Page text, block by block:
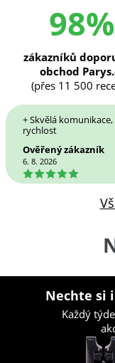
98%
zákazníků
obchod
(přes 11 500
+ Skvělá komunikace,
rychlost
Ověřený zákazník
6. 8. 2026
5
Nechte si
Každý